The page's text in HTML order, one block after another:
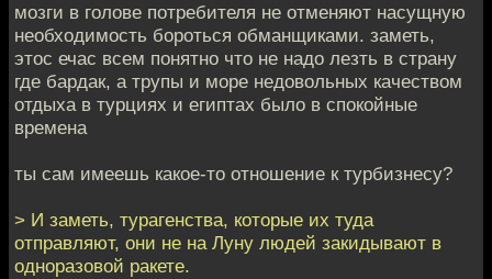
мозги в голове потребителя не отменяют насущную
необходимость бороться обманщиками. заметь,
этос ечас всем понятно что не надо лезть в страну
где бардак, а трупы и море недовольных качеством
отдыха в турциях и египтах было в спокойные
времена
ты сам имеешь какое-то отношение к турбизнесу?
> И заметь, турагенства, которые их туда
отправляют, они не на Луну людей закидывают в
одноразовой ракете.